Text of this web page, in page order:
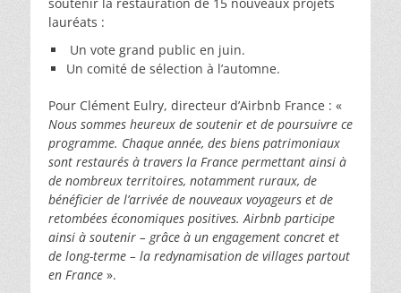
lauréats :
Un vote grand public en juin.
Un comité de sélection à l’automne.
Pour Clément Eulry, directeur d’Airbnb France : «
Nous sommes heureux de soutenir et de poursuivre ce
programme. Chaque année, des biens patrimoniaux
sont restaurés à travers la France permettant ainsi à
de nombreux territoires, notamment ruraux, de
bénéficier de l’arrivée de nouveaux voyageurs et de
retombées économiques positives. Airbnb participe
ainsi à soutenir – grâce à un engagement concret et
de long-terme – la redynamisation de villages partout
en France ».